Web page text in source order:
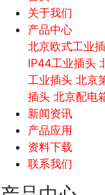
关于我们
产品中心
北京欧式工业
IP44工业插头
工业插头 北京
插头 北京配电
新闻资讯
产品应用
资料下载
联系我们